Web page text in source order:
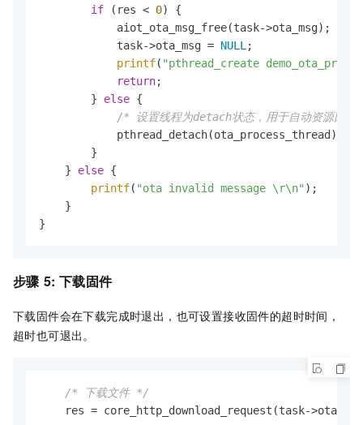
if (res < 0) {
            aiot_ota_msg_free(task->ota_msg);
            task->ota_msg =
NULL ;
printf( "pthread_create
return;
        }
else {
/* 设置线程为detach状态，用于自动资源回
            pthread_detach(ota_process_thread);
        }
    }
else {
printf( "ota invalid message \r\n" );
    }
}
步骤 5: 下载固件
下载固件会在下载完成时退出，也可设置接收固件的超时时间，
超时也可退出。
/* 下载文件 */
res = core_http_download_request(task-